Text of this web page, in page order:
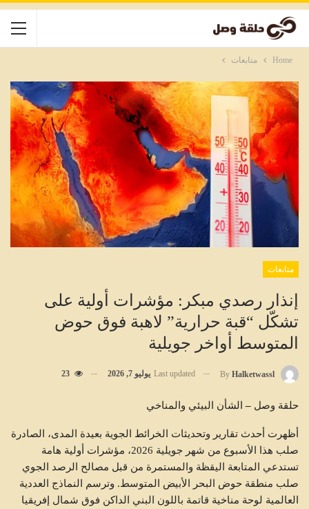
Home متابعات
متابعات
إنذار رصدي مبكر: مؤشرات أولية على
تشكّل “قبة حرارية” لاهبة فوق حوض
المتوسط أواخر جويلية
By Halketwassl
Last updated يوليو 7, 2026 23
حلقة وصل – الشأن البيئي والمناخي
أظهرت أحدث تقارير وتحديثات الخرائط الجوية بعيدة المدى، الصادرة
صلب هذا الأسبوع من شهر جويلية 2026، مؤشرات أولية هامة
تستدعي المتابعة اليقظة والمستمرة من قبل مصالح الرصد الجوي
صلب منطقة حوض البحر الأبيض المتوسط. وترسم النماذج العددية
العالمية لوحة مناخية قاتمة باللون البني الداكن فوق شمال إفريقيا